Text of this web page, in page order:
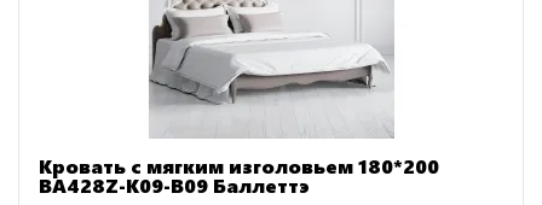
Кровать с мягким изголовьем 180*200
BA428Z-K09-B09 Баллеттэ